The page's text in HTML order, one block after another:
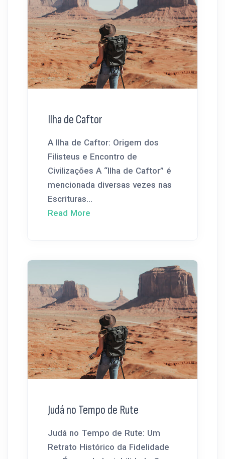
Ilha de Caftor
A Ilha de Caftor: Origem dos
Filisteus e Encontro de
Civilizações A “Ilha de Caftor” é
mencionada diversas vezes nas
Escrituras...
Read More
Judá no Tempo de Rute
Judá no Tempo de Rute: Um
Retrato Histórico da Fidelidade